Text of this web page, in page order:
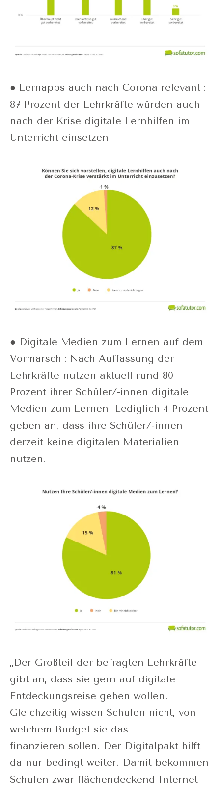
● Lernapps auch nach Corona relevant :
87 Prozent der Lehrkräfte würden auch
nach der Krise digitale Lernhilfen im
Unterricht einsetzen.
● Digitale Medien zum Lernen auf dem
Vormarsch : Nach Auffassung der
Lehrkräfte nutzen aktuell rund 80
Prozent ihrer Schüler/-innen digitale
Medien zum Lernen. Lediglich 4 Prozent
geben an, dass ihre Schüler/-innen
derzeit keine digitalen Materialien
nutzen.
„Der Großteil der befragten Lehrkräfte
gibt an, dass sie gern auf digitale
Entdeckungsreise gehen wollen.
Gleichzeitig wissen Schulen nicht, von
welchem Budget sie das
finanzieren sollen. Der Digitalpakt hilft
da nur bedingt weiter. Damit bekommen
Schulen zwar flächendeckend Internet